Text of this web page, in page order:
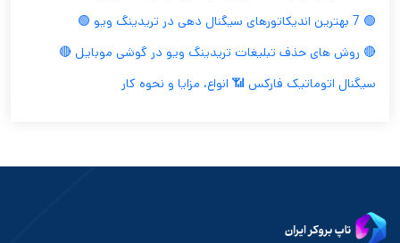
🟢 7 بهترین اندیکاتورهای سیگنال دهی در تریدینگ ویو 🟢
🔴 روش های حذف تبلیغات تریدینگ ویو در گوشی موبایل 🔴
سیگنال اتوماتیک فارکس 📶 انواع، مزایا و نحوه کار